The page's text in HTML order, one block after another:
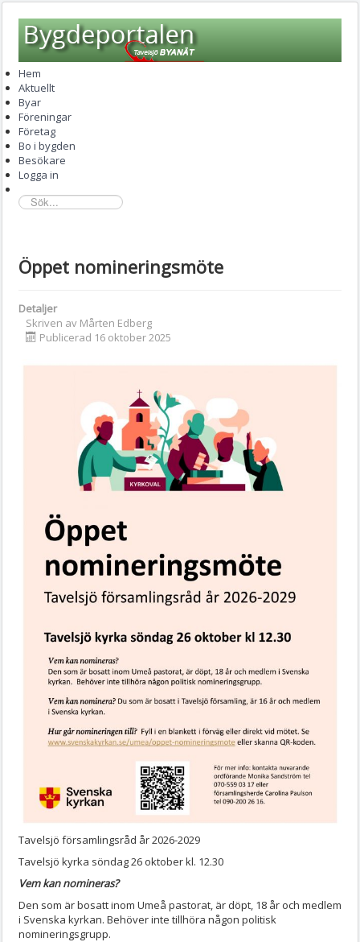
Hem
Aktuellt
Byar
Föreningar
Företag
Bo i bygden
Besökare
Logga in
sök...
Öppet nomineringsmöte
Detaljer
Skriven av Mårten Edberg
Publicerad 16 oktober 2025
Tavelsjö församlingsråd år 2026-2029
Tavelsjö kyrka söndag 26 oktober kl. 12.30
Vem kan nomineras?
Den som är bosatt inom Umeå pastorat, är döpt, 18 år och medlem
i Svenska kyrkan. Behöver inte tillhöra någon politisk
nomineringsgrupp.